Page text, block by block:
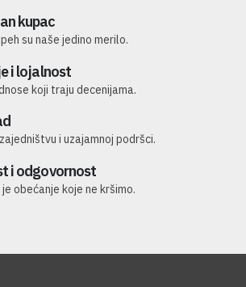
kupac
su naše jedino merilo.
i lojalnost
koji traju decenijama.
i uzajamnoj podršci.
i odgovornost
obećanje koje ne kršimo.